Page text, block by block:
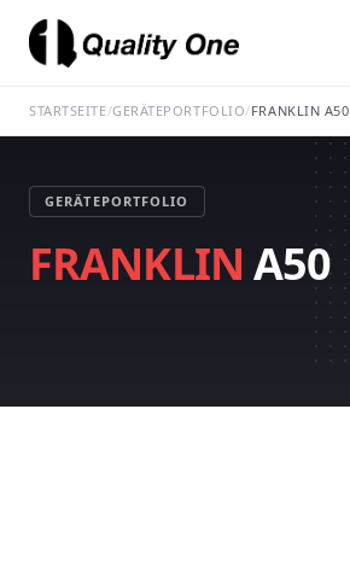
STARTSEITE/GERÄTEPORTFOLIO/FRANKLIN A50
GERÄTEPORTFOLIO
FRANKLIN A50